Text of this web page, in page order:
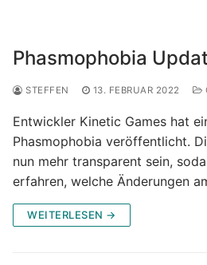
Phasmophobia
STEFFEN 13. FEBRUAR 2022
Entwickler Kinetic Games hat
Phasmophobia veröffentlicht.
nun mehr transparent sein,
erfahren, welche Änderungen
WEITERLESEN →